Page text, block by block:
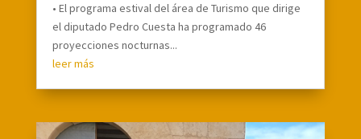
• El programa estival del área de Turismo que dirige
el diputado Pedro Cuesta ha programado 46
proyecciones nocturnas...
leer más